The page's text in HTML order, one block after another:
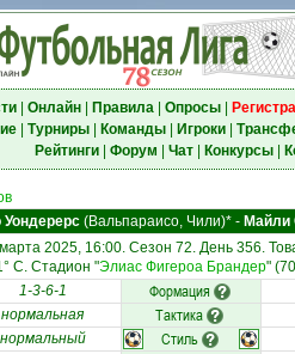
| Онлайн| Правила| Опросы|
| Турниры| Команды| Игроки|
Рейтинги| Форум Чат| Конкурсы|
Уондерерс(Вальпараисо, Чили)*- Майли
2025, 16:00. Сезон 72. День 356.
C. Стадион "Элиас Фигероа Брандер"
1-3-6-1 Формация
нормальная Тактика
нормальный
Стиль